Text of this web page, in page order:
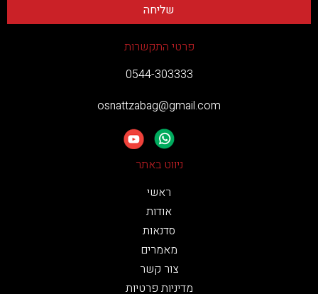
פרטי התקשרות
0544-303333
osnattzabag@gmail.com
ניווט באתר
ראשי
אודות
סדנאות
מאמרים
צור קשר
מדיניות פרטיות